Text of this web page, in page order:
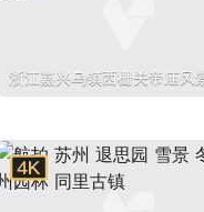
浙江嘉兴乌镇西栅关帝庙风